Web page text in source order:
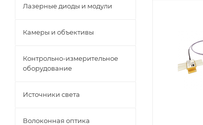
Лазерные диоды и модули
Камеры и объективы
Контрольно-измерительное
оборудование
Источники света
Волоконная оптика